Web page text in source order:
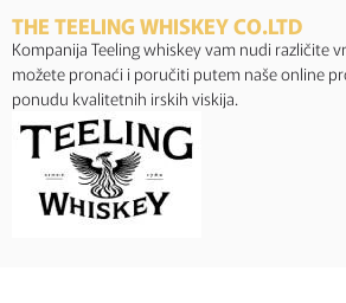
THE TEELING WHISKEY CO.LTD
Kompanija Teeling whiskey vam nudi različite
možete pronaći i poručiti putem naše online
ponudu kvalitetnih irskih viskija.